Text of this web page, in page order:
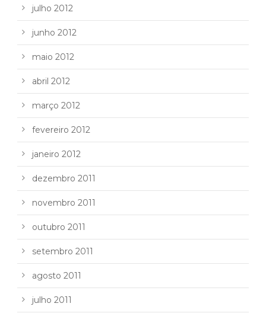
julho 2012
junho 2012
maio 2012
abril 2012
março 2012
fevereiro 2012
janeiro 2012
dezembro 2011
novembro 2011
outubro 2011
setembro 2011
agosto 2011
julho 2011